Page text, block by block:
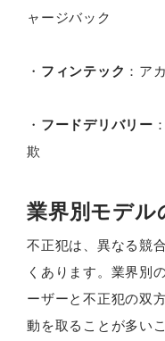
ャージバック
・ フィンテック ：ア
・ フードデリバリー
欺
業界別モデル
不正犯は、異なる競
くあります。業界別
ーザーと不正犯の双
動を取ることが多い